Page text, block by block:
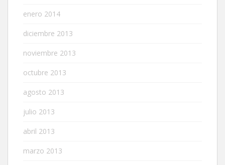
enero 2014
diciembre 2013
noviembre 2013
octubre 2013
agosto 2013
julio 2013
abril 2013
marzo 2013